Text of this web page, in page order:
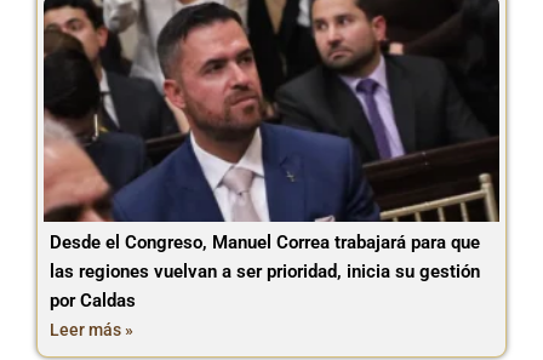
Desde el Congreso, Manuel Correa trabajará para que
las regiones vuelvan a ser prioridad, inicia su gestión
por Caldas
Leer más »